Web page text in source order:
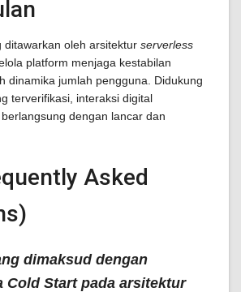
ditawarkan oleh arsitektur serverless
platform menjaga kestabilan
dinamika jumlah pengguna. Didukung
terverifikasi, interaksi digital
dengan lancar dan
Asked
dimaksud dengan
Cold Startpada arsitektur